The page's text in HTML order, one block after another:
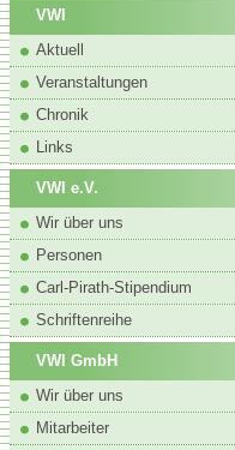
VWI
Aktuell
Veranstaltungen
Chronik
Links
VWI e.V.
Wir über uns
Personen
Carl-Pirath-Stipendium
Schriftenreihe
VWI GmbH
Wir über uns
Mitarbeiter